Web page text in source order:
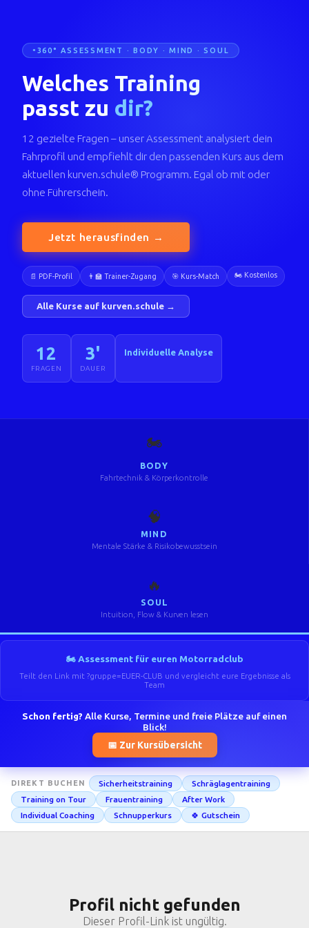
360° ASSESSMENT · BODY · MIND · SOUL
Welches Training
passt zu dir?
12 gezielte Fragen – unser Assessment analysiert dein
Fahrprofil und empfiehlt dir den passenden Kurs aus dem
aktuellen kurven.schule® Programm. Egal ob mit oder
ohne Führerschein.
Jetzt herausfinden →
📄 PDF-Profil 👨‍🏫 Trainer-Zugang 🎯 Kurs-Match 🏍️ Kostenlos
Alle Kurse auf kurven.schule →
12
FRAGEN
3'
DAUER
Individuelle Analyse
🏍️
BODY
Fahrtechnik & Körperkontrolle
🧠
MIND
Mentale Stärke & Risikobewusstsein
🔥
SOUL
Intuition, Flow & Kurven lesen
🏍️ Assessment für euren Motorradclub
Teilt den Link mit ?gruppe=EUER-CLUB und vergleicht eure Ergebnisse als
Team
Schon fertig? Alle Kurse, Termine und freie Plätze auf einen
Blick!
📅 Zur Kursübersicht
DIREKT BUCHEN Sicherheitstraining
Schräglagentraining
Training on Tour
Frauentraining
After Work
Individual Coaching
Schnupperkurs 🍀 Gutschein
Profil nicht gefunden
Dieser Profil-Link ist ungültig.